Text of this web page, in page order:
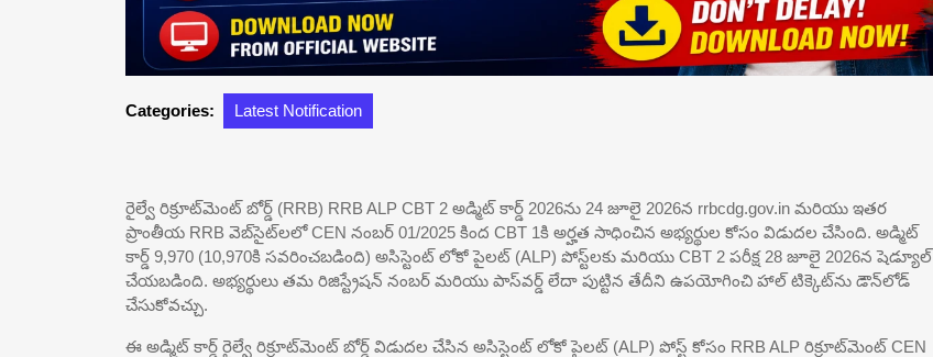
Categories: Latest Notification
రైల్వే రిక్రూట్‌మెంట్ బోర్డ్ (RRB) RRB ALP CBT 2 అడ్మిట్ కార్డ్ 2026ను 24 జూలై 2026న rrbcdg.gov.in మరియు ఇతర
ప్రాంతీయ RRB వెబ్‌సైట్‌లలో CEN నంబర్ 01/2025 కింద CBT 1కి అర్హత సాధించిన అభ్యర్థుల కోసం విడుదల చేసింది. అడ్మిట్
కార్డ్ 9,970 (10,970కి సవరించబడింది) అసిస్టెంట్ లోకో పైలట్ (ALP) పోస్ట్‌లకు మరియు CBT 2 పరీక్ష 28 జూలై 2026న షెడ్యూల్
చేయబడింది. అభ్యర్థులు తమ రిజిస్ట్రేషన్ నంబర్ మరియు పాస్‌వర్డ్ లేదా పుట్టిన తేదీని ఉపయోగించి హాల్ టిక్కెట్‌ను డౌన్‌లోడ్
చేసుకోవచ్చు.
ఈ అడ్మిట్ కార్డ్ రైల్వే రిక్రూట్‌మెంట్ బోర్డ్ విడుదల చేసిన అసిస్టెంట్ లోకో పైలట్ (ALP) పోస్ట్ కోసం RRB ALP రిక్రూట్‌మెంట్ CEN